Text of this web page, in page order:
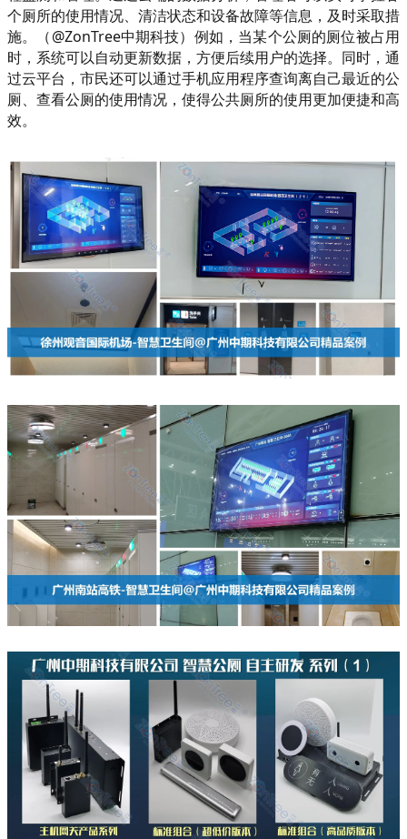
个厕所的使用情况、清洁状态和设备故障等信息，及时采取措
施。（@ZonTree中期科技）例如，当某个公厕的厕位被占用
时，系统可以自动更新数据，方便后续用户的选择。同时，通
过云平台，市民还可以通过手机应用程序查询离自己最近的公
厕、查看公厕的使用情况，使得公共厕所的使用更加便捷和高
效。